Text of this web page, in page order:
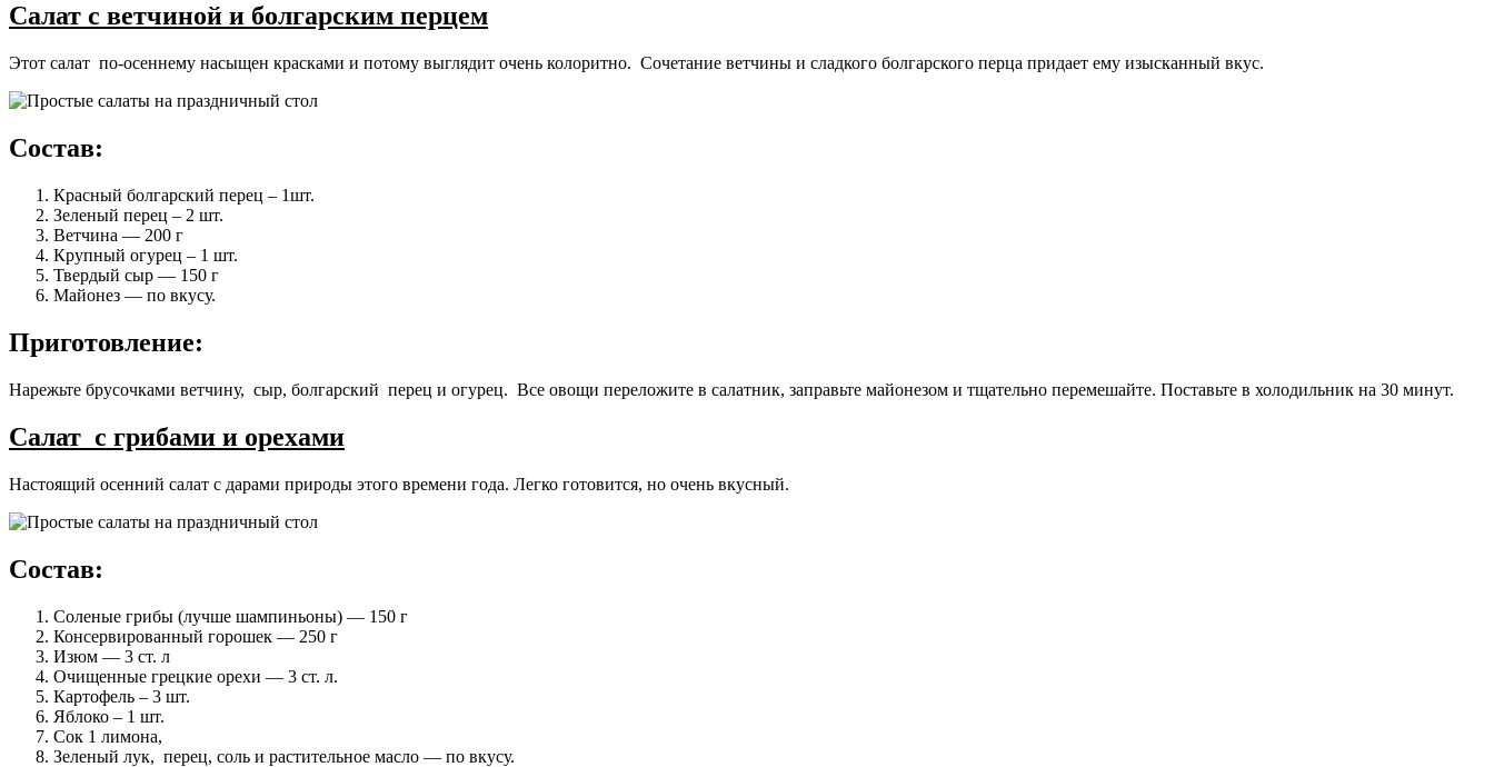
Салат с ветчиной и болгарским перцем
Этот салат по-осеннему насыщен красками и потому выглядит очень колоритно. Сочетание ветчины и сладкого болгарского перца придает ему изысканный вкус.
Состав:
Красный болгарский перец – 1шт.
Зеленый перец – 2 шт.
Ветчина — 200 г
Крупный огурец – 1 шт.
Твердый сыр — 150 г
Майонез — по вкусу.
Приготовление:
Нарежьте брусочками ветчину, сыр, болгарский перец и огурец. Все овощи переложите в салатник, заправьте майонезом и тщательно перемешайте. Поставьте в холодильник на 30 минут.
Салат с грибами и орехами
Настоящий осенний салат с дарами природы этого времени года. Легко готовится, но очень вкусный.
Состав:
Соленые грибы (лучше шампиньоны) — 150 г
Консервированный горошек — 250 г
Изюм — 3 ст. л
Очищенные грецкие орехи — 3 ст. л.
Картофель – 3 шт.
Яблоко – 1 шт.
Сок 1 лимона,
Зеленый лук, перец, соль и растительное масло — по вкусу.